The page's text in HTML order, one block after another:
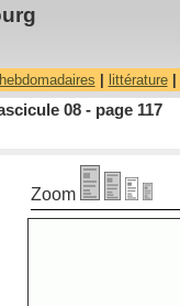
littérature|
08 - page 117
Zoom